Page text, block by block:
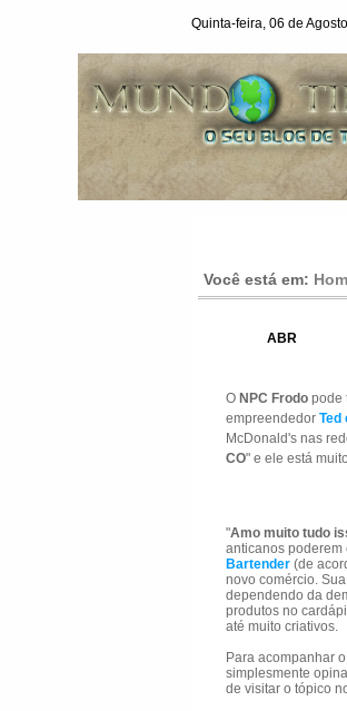
Quinta-feira, 06 de
Você está em:
ABR
O NPC Frodo pode
empreendedor Ted
McDonald's nas
CO" e ele está
"Amo muito tudo
anticanos poderem
Bartender (de
novo comércio.
dependendo da
produtos no
até muito criativos.
Para acompanhar
simplesmente
de visitar o tópico